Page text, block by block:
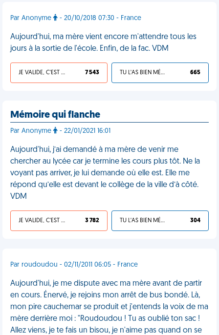
Par Anonyme - 20/10/2018 07:30 - France
Aujourd'hui, ma mère vient encore m'attendre tous les
jours à la sortie de l'école. Enfin, de la fac. VDM
JE VALIDE, C'EST UNE VDM 7 543 TU L'AS BIEN MÉRITÉ 665
Mémoire qui flanche
Par Anonyme - 22/01/2021 16:01
Aujourd'hui, j’ai demandé à ma mère de venir me
chercher au lycée car je termine les cours plus tôt. Ne la
voyant pas arriver, je lui demande où elle est. Elle me
répond qu’elle est devant le collège de la ville d’à côté.
VDM
JE VALIDE, C'EST UNE VDM 3 782 TU L'AS BIEN MÉRITÉ 304
Par roudoudou - 02/11/2011 06:05 - France
Aujourd'hui, je me dispute avec ma mère avant de partir
en cours. Énervé, je rejoins mon arrêt de bus bondé. Là,
mon pire cauchemar se produit et j'entends la voix de ma
mère derrière moi : "Roudoudou ! Tu as oublié ton sac !
Allez viens, je te fais un bisou, je n'aime pas quand on se